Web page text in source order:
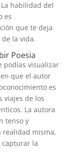
habilidad del
es
que te deja
la vida.
Poesia
podías visualizar
que el autor
es
viajes de los
La autora
tenso y
realidad misma,
la